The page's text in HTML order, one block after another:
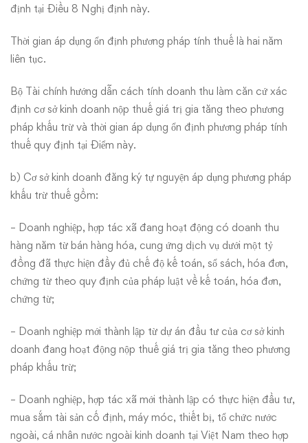
định tại Điều 8 Nghị định này.
Thời gian áp dụng ổn định phương pháp tính thuế là hai năm
liên tục.
Bộ Tài chính hướng dẫn cách tính doanh thu làm căn cứ xác
định cơ sở kinh doanh nộp thuế giá trị gia tăng theo phương
pháp khấu trừ và thời gian áp dụng ổn định phương pháp tính
thuế quy định tại Điểm này.
b) Cơ sở kinh doanh đăng ký tự nguyện áp dụng phương pháp
khấu trừ thuế gồm:
– Doanh nghiệp, hợp tác xã đang hoạt động có doanh thu
hàng năm từ bán hàng hóa, cung ứng dịch vụ dưới một tỷ
đồng đã thực hiện đầy đủ chế độ kế toán, sổ sách, hóa đơn,
chứng từ theo quy định của pháp luật về kế toán, hóa đơn,
chứng từ;
– Doanh nghiệp mới thành lập từ dự án đầu tư của cơ sở kinh
doanh đang hoạt động nộp thuế giá trị gia tăng theo phương
pháp khấu trừ;
– Doanh nghiệp, hợp tác xã mới thành lập có thực hiện đầu tư,
mua sắm tài sản cố định, máy móc, thiết bị, tổ chức nước
ngoài, cá nhân nước ngoài kinh doanh tại Việt Nam theo hợp